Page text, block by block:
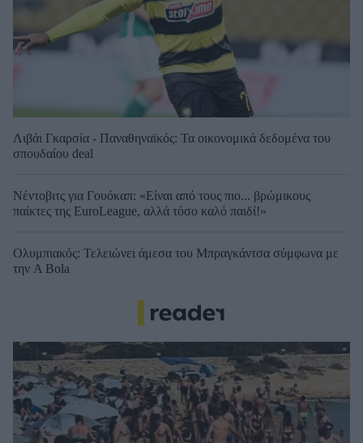
Λιβάι Γκαρσία - Παναθηναϊκός: Τα οικονομικά δεδομένα του
σπουδαίου deal
Νέντοβιτς για Γουόκαπ: «Είναι από τους πιο... βρώμικους
παίκτες της EuroLeague, αλλά τόσο καλό παιδί!»
Ολυμπιακός: Τελειώνει άμεσα του Μπραγκάντσα σύμφωνα με
την A Bola